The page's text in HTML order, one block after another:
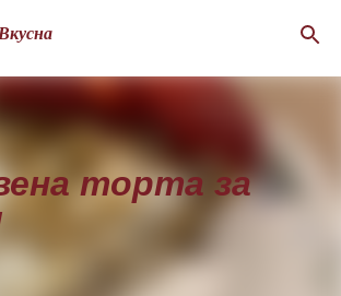
към основното съдържание
торта за